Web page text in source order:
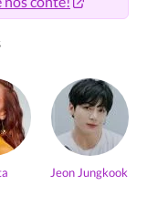
Jeon Jungkook